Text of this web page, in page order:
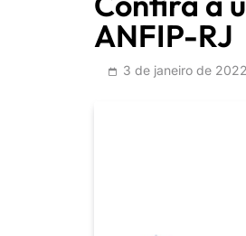
ANFIP-RJ
3 de janeiro de 2022